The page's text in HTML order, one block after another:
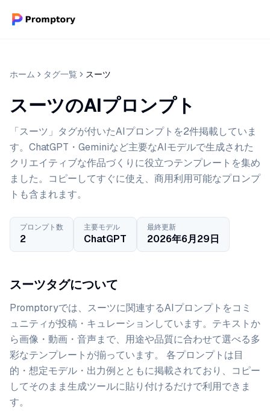
ホーム タグ一覧 スーツ
スーツのAIプロンプト
「スーツ」タグが付いたAIプロンプトを2件掲載していま
す。ChatGPT・Geminiなど主要なAIモデルで生成された
クリエイティブな作品づくりに役立つテンプレートを集め
ました。コピーしてすぐに使え、商用利用可能なプロンプ
トも含まれます。
プロンプト数
2
主要モデル
ChatGPT
最終更新
2026年6月29日
スーツタグについて
Promptoryでは、 スーツに関連するAIプロンプトをコミ
ュニティが投稿・キュレーションしています。 テキストか
ら画像・動画・音声まで、用途や品質に合わせて選べる多
彩なテンプレートが揃っています。 各プロンプトは目
的・想定モデル・出力例とともに掲載されており、コピー
してそのまま生成ツールに貼り付けるだけで利用できま
す。